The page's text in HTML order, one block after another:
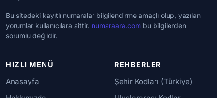
Bu sitedeki kayıtlı numaralar bilgilendirme amaçlı olup, yazılan
yorumlar kullanıcılara aittir. numaraara.com bu bilgilerden
sorumlu değildir.
HIZLI MENÜ
Anasayfa
Hakkımızda
REHBERLER
Şehir Kodları (Türkiye)
Uluslararası Kodlar